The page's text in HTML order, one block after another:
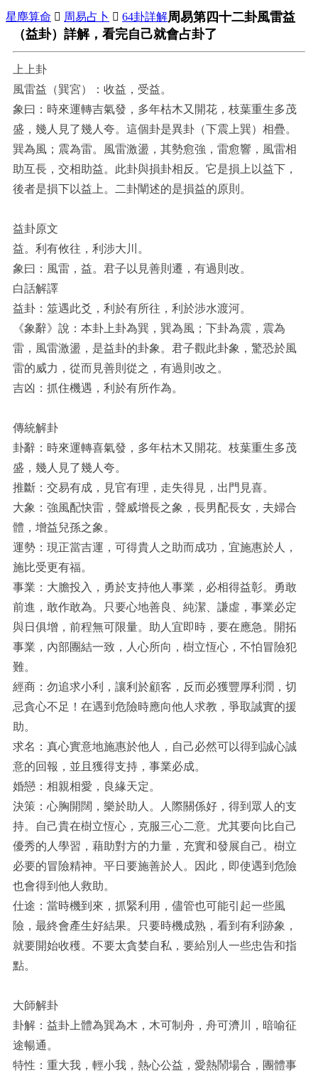
星塵算命  周易占卜  64卦詳解周易第四十二卦風雷益
（益卦）詳解，看完自己就會占卦了
上上卦
風雷益（巽宮）：收益，受益。
象曰：時來運轉吉氣發，多年枯木又開花，枝葉重生多茂
盛，幾人見了幾人夸。這個卦是異卦（下震上巽）相疊。
巽為風；震為雷。風雷激盪，其勢愈強，雷愈響，風雷相
助互長，交相助益。此卦與損卦相反。它是損上以益下，
後者是損下以益上。二卦闡述的是損益的原則。
益卦原文
益。利有攸往，利涉大川。
象曰：風雷，益。君子以見善則遷，有過則改。
白話解譯
益卦：筮遇此爻，利於有所往，利於涉水渡河。
《象辭》說：本卦上卦為巽，巽為風；下卦為震，震為
雷，風雷激盪，是益卦的卦象。君子觀此卦象，驚恐於風
雷的威力，從而見善則從之，有過則改之。
吉凶：抓住機遇，利於有所作為。
傳統解卦
卦辭：時來運轉喜氣發，多年枯木又開花。枝葉重生多茂
盛，幾人見了幾人夸。
推斷：交易有成，見官有理，走失得見，出門見喜。
大象：強風配快雷，聲威增長之象，長男配長女，夫婦合
體，增益兒孫之象。
運勢：現正當吉運，可得貴人之助而成功，宜施惠於人，
施比受更有福。
事業：大膽投入，勇於支持他人事業，必相得益彰。勇敢
前進，敢作敢為。只要心地善良、純潔、謙虛，事業必定
與日俱增，前程無可限量。助人宜即時，要在應急。開拓
事業，內部團結一致，人心所向，樹立恆心，不怕冒險犯
難。
經商：勿追求小利，讓利於顧客，反而必獲豐厚利潤，切
忌貪心不足！在遇到危險時應向他人求教，爭取誠實的援
助。
求名：真心實意地施惠於他人，自己必然可以得到誠心誠
意的回報，並且獲得支持，事業必成。
婚戀：相親相愛，良緣天定。
決策：心胸開闊，樂於助人。人際關係好，得到眾人的支
持。自己貴在樹立恆心，克服三心二意。尤其要向比自己
優秀的人學習，藉助對方的力量，充實和發展自己。樹立
必要的冒險精神。平日要施善於人。因此，即使遇到危險
也會得到他人救助。
仕途：當時機到來，抓緊利用，儘管也可能引起一些風
險，最終會產生好結果。只要時機成熟，看到有利跡象，
就要開始收穫。不要太貪婪自私，要給別人一些忠告和指
點。
大師解卦
卦解：益卦上體為巽為木，木可制舟，舟可濟川，暗喻征
途暢通。
特性：重大我，輕小我，熱心公益，愛熱鬧場合，團體事